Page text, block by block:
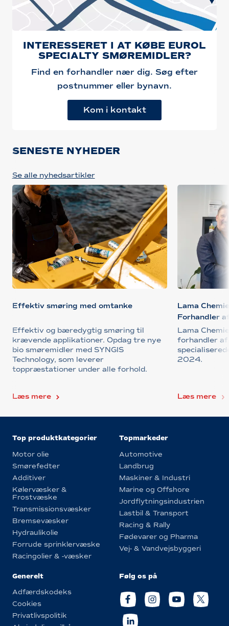
INTERESSERET I AT KØBE EUROL
SPECIALTY SMØREMIDLER?
Find en forhandler nær dig. Søg efter
postnummer eller bynavn.
Kom i kontakt
SENESTE NYHEDER
Se alle nyhedsartikler
Effektiv smøring med omtanke
Effektiv og bæredygtig smøring til
krævende applikationer. Opdag tre nye
bio smøremidler med SYNGIS
Technology, som leverer
toppræstationer under alle forhold.
Læs mere
Lama
Forhandler
Lama
forhandler
2024.
Læs mere
Top produktkategorier
Motor olie
Smørefedter
Additiver
Kølervæsker &
Frostvæske
Transmissionsvæsker
Bremsevæsker
Hydraulikolie
Forrude sprinklervæske
Racingolier & -væsker
Topmarkeder
Automotive
Landbrug
Maskiner & Industri
Marine og Offshore
Jordflytningsindustrien
Lastbil & Transport
Racing & Rally
Fødevarer og Pharma
Vej- & Vandvejsbyggeri
Generelt
Adfærdskodeks
Cookies
Privatlivspolitik
Følg os på